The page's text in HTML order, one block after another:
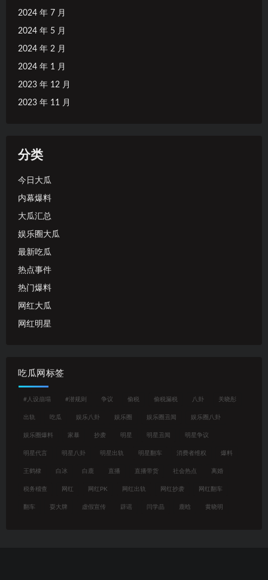
2024 年 7 月
2024 年 5 月
2024 年 2 月
2024 年 1 月
2023 年 12 月
2023 年 11 月
分类
今日大瓜
内幕爆料
大瓜汇总
娱乐圈大瓜
最新吃瓜
热点事件
热门爆料
网红大瓜
网红明星
吃瓜网标签
#人设崩塌 #潜规则 争议 偷税 偷税漏税 八卦 关晓彤
出轨 吃瓜 娱乐八卦 娱乐圈 娱乐圈丑闻 娱乐圈八卦
娱乐圈爆料 家暴 抄袭 明星 明星丑闻 明星争议
明星代言 明星八卦 明星出轨 明星翻车 消费者维权 爆料
王鹤棣 白冰 白鹿 直播 直播带货 社会热点 离婚
税务稽查 网红 网红PK 网红出轨 网红抄袭 网红翻车
翻车 耍大牌 虚假宣传 辟谣 闫学晶 鹿晗 黄晓明